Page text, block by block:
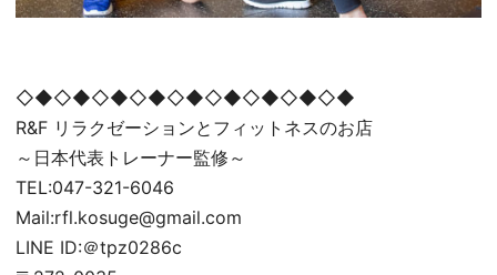
◇◆◇◆◇◆◇◆◇◆◇◆◇◆◇◆◇◆
R&F リラクゼーションとフィットネスのお店
～日本代表トレーナー監修～
TEL:047-321-6046
Mail:rfl.kosuge@gmail.com
LINE ID:＠tpz0286c